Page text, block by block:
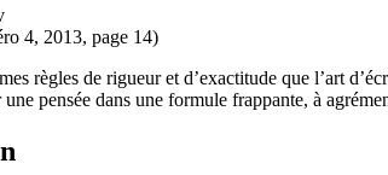
4, 2013, page 14)
règles de rigueur et d’exactitude que l’art
pensée dans une formule frappante, à